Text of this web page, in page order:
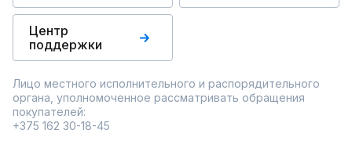
Центр
поддержки
Лицо местного исполнительного и распорядительного
органа, уполномоченное рассматривать обращения
покупателей:
+375 162 30-18-45